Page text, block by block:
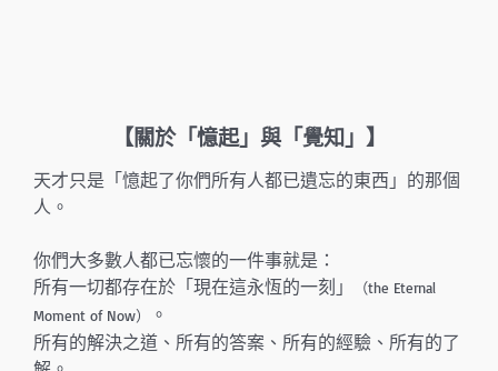
【關於「憶起」與「覺知」】
天才只是「憶起了你們所有人都已遺忘的東西」的那個
人。
你們大多數人都已忘懷的一件事就是：
所有一切都存在於「現在這永恆的一刻」
（the Eternal
Moment of Now）
。
所有的解決之道、所有的答案、所有的經驗、所有的了